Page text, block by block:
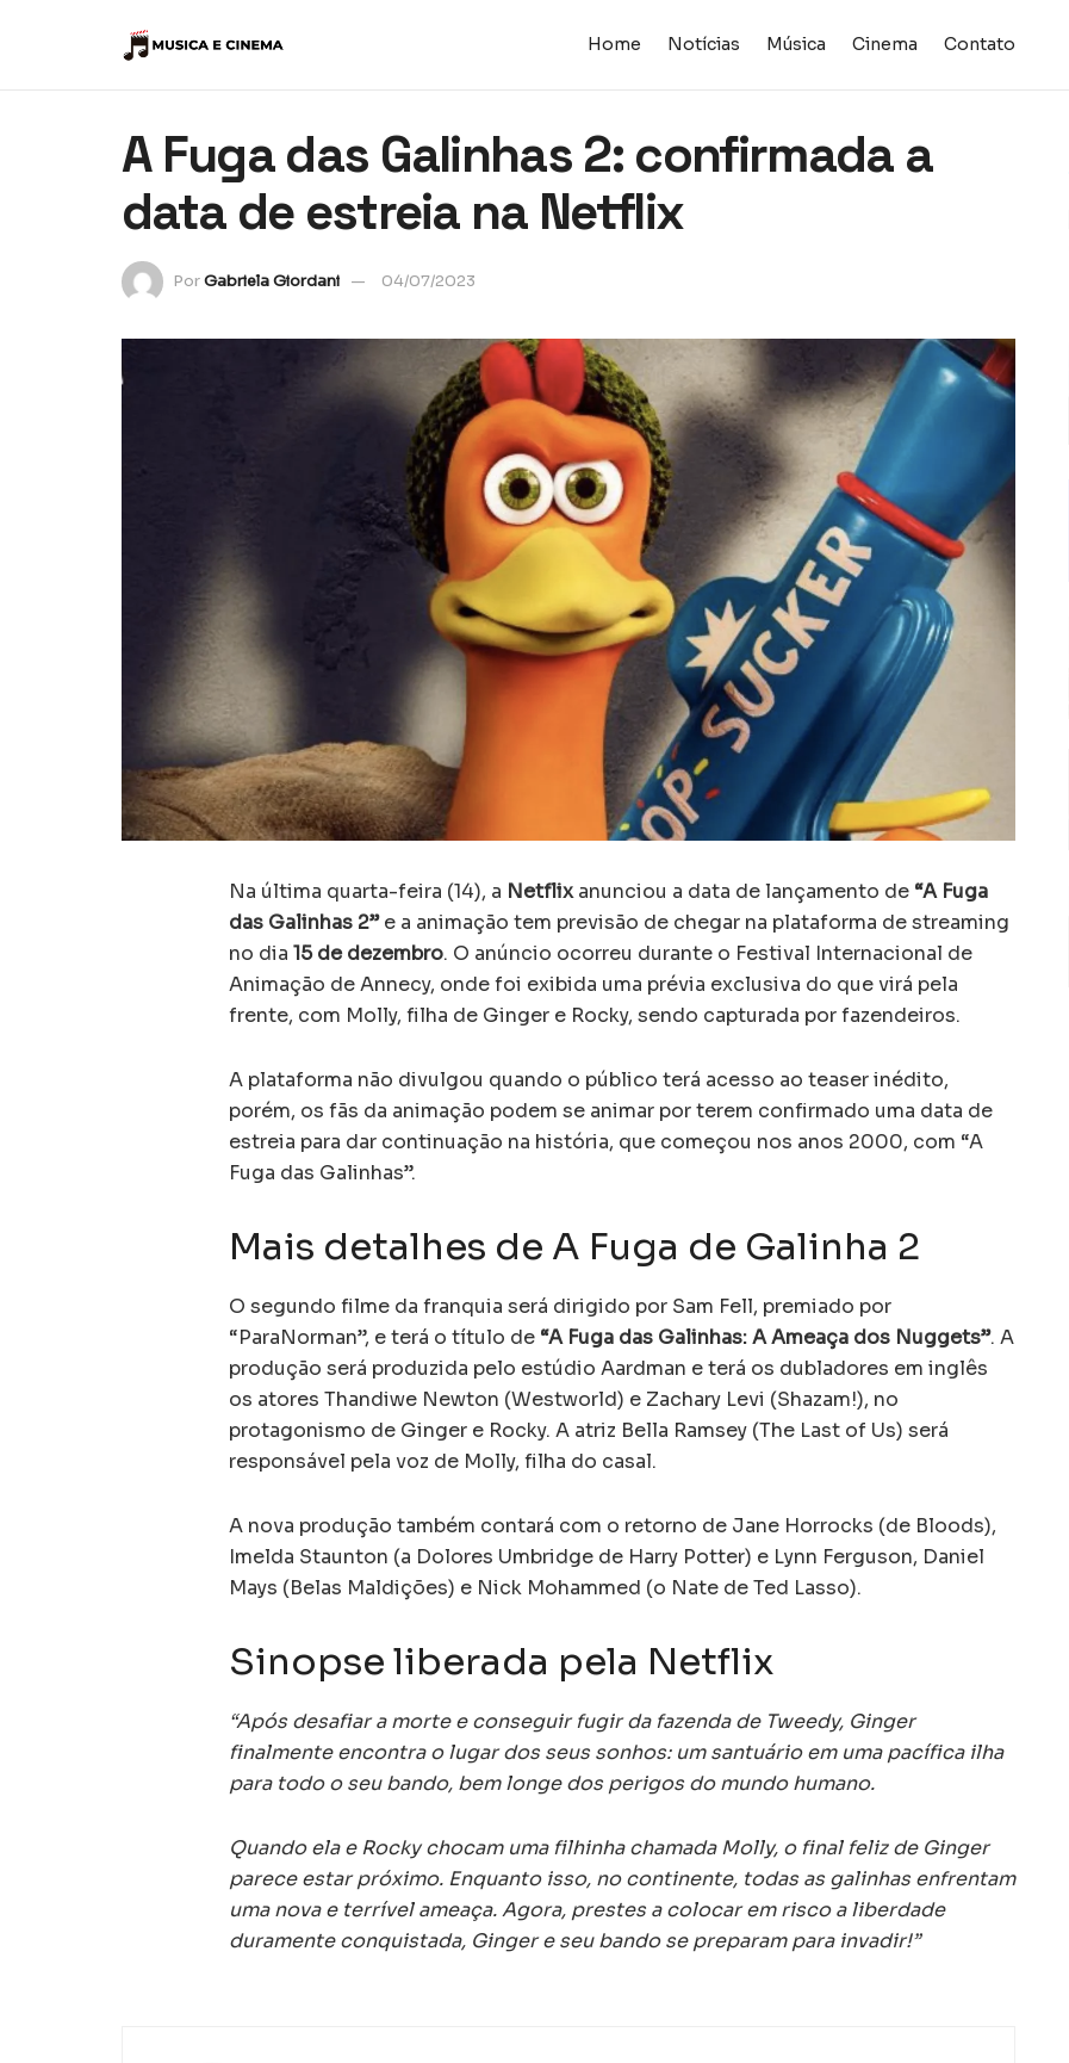
Home Notícias Música Cinema Contato
A Fuga das Galinhas 2: confirmada a
data de estreia na Netflix
PorGabriela Giordani 04/07/2023
Na última quarta-feira (14), a Netflixanunciou a data de lançamento de “A Fuga
das Galinhas 2”e a animação tem previsão de chegar na plataforma de streaming
no dia 15 de dezembro. O anúncio ocorreu durante o Festival Internacional de
Animação de Annecy, onde foi exibida uma prévia exclusiva do que virá pela
frente, com Molly, filha de Ginger e Rocky, sendo capturada por fazendeiros.
A plataforma não divulgou quando o público terá acesso ao teaser inédito,
porém, os fãs da animação podem se animar por terem confirmado uma data de
estreia para dar continuação na história, que começou nos anos 2000, com “A
Fuga das Galinhas”.
Mais detalhes de A Fuga de Galinha 2
O segundo filme da franquia será dirigido por Sam Fell, premiado por
“ParaNorman”, e terá o título de “A Fuga das Galinhas: A Ameaça dos Nuggets”. A
produção será produzida pelo estúdio Aardman e terá os dubladores em inglês
os atores Thandiwe Newton (Westworld) e Zachary Levi (Shazam!), no
protagonismo de Ginger e Rocky. A atriz Bella Ramsey (The Last of Us) será
responsável pela voz de Molly, filha do casal.
A nova produção também contará com o retorno de Jane Horrocks (de Bloods),
Imelda Staunton (a Dolores Umbridge de Harry Potter) e Lynn Ferguson, Daniel
Mays (Belas Maldições) e Nick Mohammed (o Nate de Ted Lasso).
Sinopse liberada pela Netflix
“Após desafiar a morte e conseguir fugir da fazenda de Tweedy, Ginger
finalmente encontra o lugar dos seus sonhos: um santuário em uma pacífica ilha
para todo o seu bando, bem longe dos perigos do mundo humano.
Quando ela e Rocky chocam uma filhinha chamada Molly, o final feliz de Ginger
parece estar próximo. Enquanto isso, no continente, todas as galinhas enfrentam
uma nova e terrível ameaça. Agora, prestes a colocar em risco a liberdade
duramente conquistada, Ginger e seu bando se preparam para invadir!”